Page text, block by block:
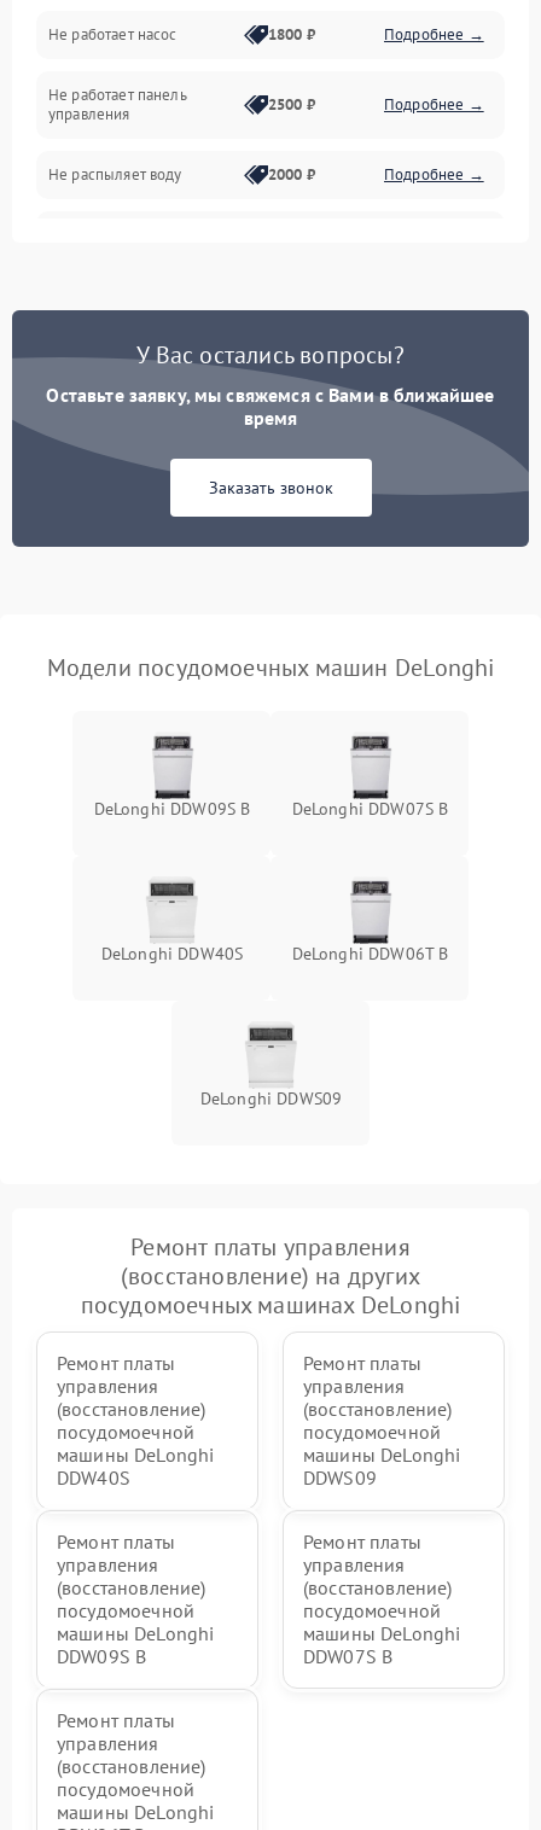
Вода
Гигиена
Программное обеспечение
Не работает насос 1800 ₽ Подробнее →
Не работает панель
управления
2500 ₽ Подробнее →
Не распыляет воду 2000 ₽ Подробнее →
Проблемы с набором
Не работает сушилка 2100 ₽ Подробнее →
Сбои в работе таймера 1700 ₽
У Вас остались вопросы?
Оставьте заявку, мы свяжемся с Вами в ближайшее
время
Заказать звонок
Модели посудомоечных машин DeLonghi
DeLonghi DDW09S B DeLonghi DDW07S B
DeLonghi DDW40S DeLonghi DDW06T B
DeLonghi DDWS09
Ремонт платы управления
(восстановление) на других
посудомоечных машинах DeLonghi
Ремонт платы
управления
(восстановление)
посудомоечной
машины DeLonghi
DDW40S
Ремонт платы
управления
(восстановление)
посудомоечной
машины DeLonghi
DDWS09
Ремонт платы
управления
(восстановление)
посудомоечной
машины DeLonghi
DDW09S B
Ремонт платы
управления
(восстановление)
посудомоечной
машины DeLonghi
DDW07S B
Ремонт платы
управления
(восстановление)
посудомоечной
машины DeLonghi